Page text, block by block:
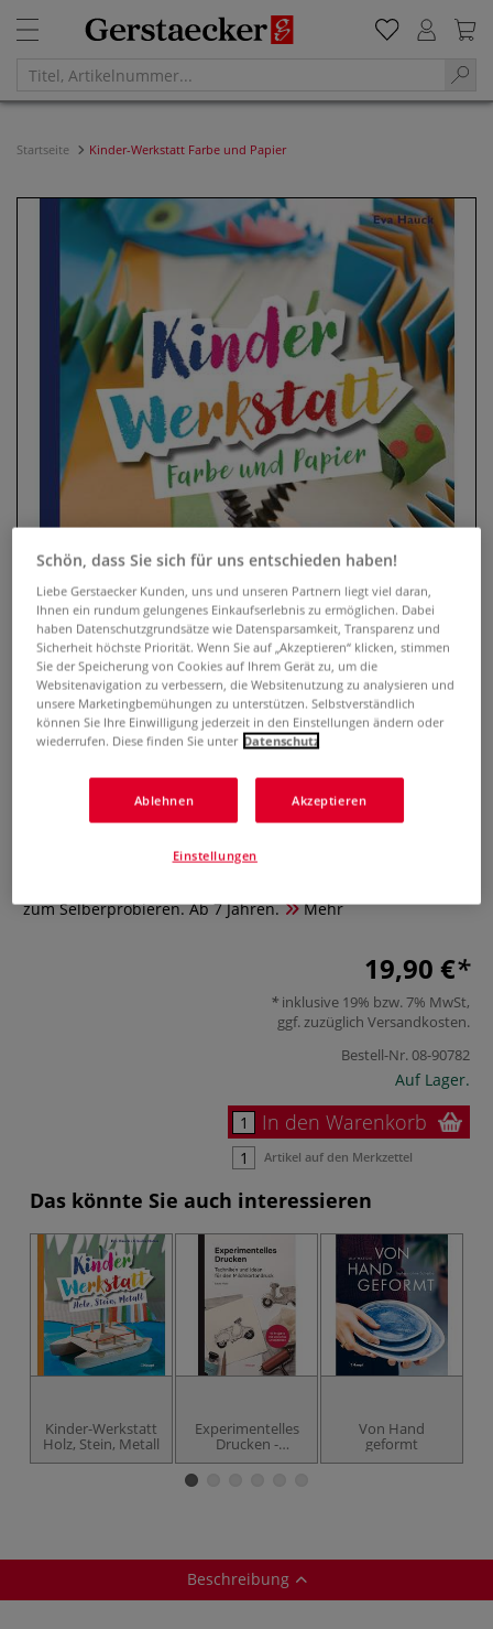
Startseite Kinder-Werkstatt Farbe und Papier
Kinder-Werkstatt Farbe und
Papier
0 Bewertungen
Das Buch "Kinder-Werkstatt Farbe und Papier" enthält alles
zum Selberprobieren. Ab 7 Jahren.
Mehr
19,90 €
inklusive 19% bzw. 7% MwSt,
ggf. zuzüglich Versandkosten.
Bestell-Nr.08-90782
Auf Lager.
In den Warenkorb
Artikel auf den Merkzettel
Das könnte Sie auch interessieren
Kinder-Werkstatt
Holz, Stein, Metall
Experimentelles
Drucken -
Techniken und
Milchkartondruck
Von Hand
geformt
Beschreibung
Schön, dass Sie sich für uns entschieden haben!
Liebe Gerstaecker Kunden, uns und unseren Partnern liegt viel daran,
Ihnen ein rundum gelungenes Einkaufserlebnis zu ermöglichen. Dabei
haben Datenschutzgrundsätze wie Datensparsamkeit, Transparenz und
Sicherheit höchste Priorität. Wenn Sie auf „Akzeptieren“ klicken, stimmen
Sie der Speicherung von Cookies auf Ihrem Gerät zu, um die
Websitenavigation zu verbessern, die Websitenutzung zu analysieren und
unsere Marketingbemühungen zu unterstützen. Selbstverständlich
können Sie Ihre Einwilligung jederzeit in den Einstellungen ändern oder
wiederrufen. Diese finden Sie unter Datenschutz
Ablehnen Akzeptieren
Einstellungen